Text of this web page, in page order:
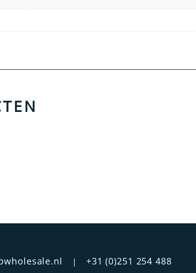
| +31 (0)251 254 488